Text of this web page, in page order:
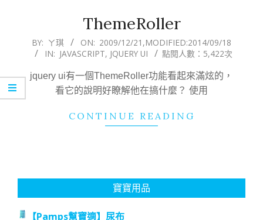
ThemeRoller
2009-
12-
21
BY: ㄚ琪 ON: 2009/12/21 ,MODIFIED:2014/09/18
IN: JAVASCRIPT, JQUERY UI 點閱人數：5,422次
jquery ui有一個ThemeRoller功能看起來滿炫的，
看它的說明好瞭解他在搞什麼？ 使用
CONTINUE READING
寶寶用品
【Pamps幫寶適】尿布